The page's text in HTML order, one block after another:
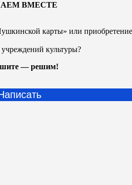
ВМЕСТЕ
карты» или
культуры?
— решим!